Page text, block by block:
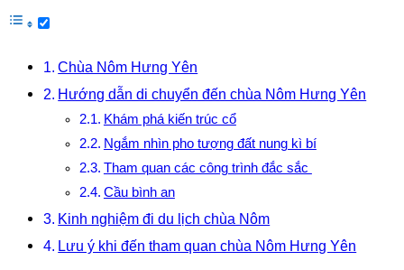
Chùa Nôm Hưng Yên
Hướng dẫn di chuyển đến chùa Nôm Hưng Yên
Khám phá kiến trúc cổ
Ngắm nhìn pho tượng đất nung kì bí
Tham quan các công trình đắc sắc
Cầu bình an
Kinh nghiệm đi du lịch chùa Nôm
Lưu ý khi đến tham quan chùa Nôm Hưng Yên